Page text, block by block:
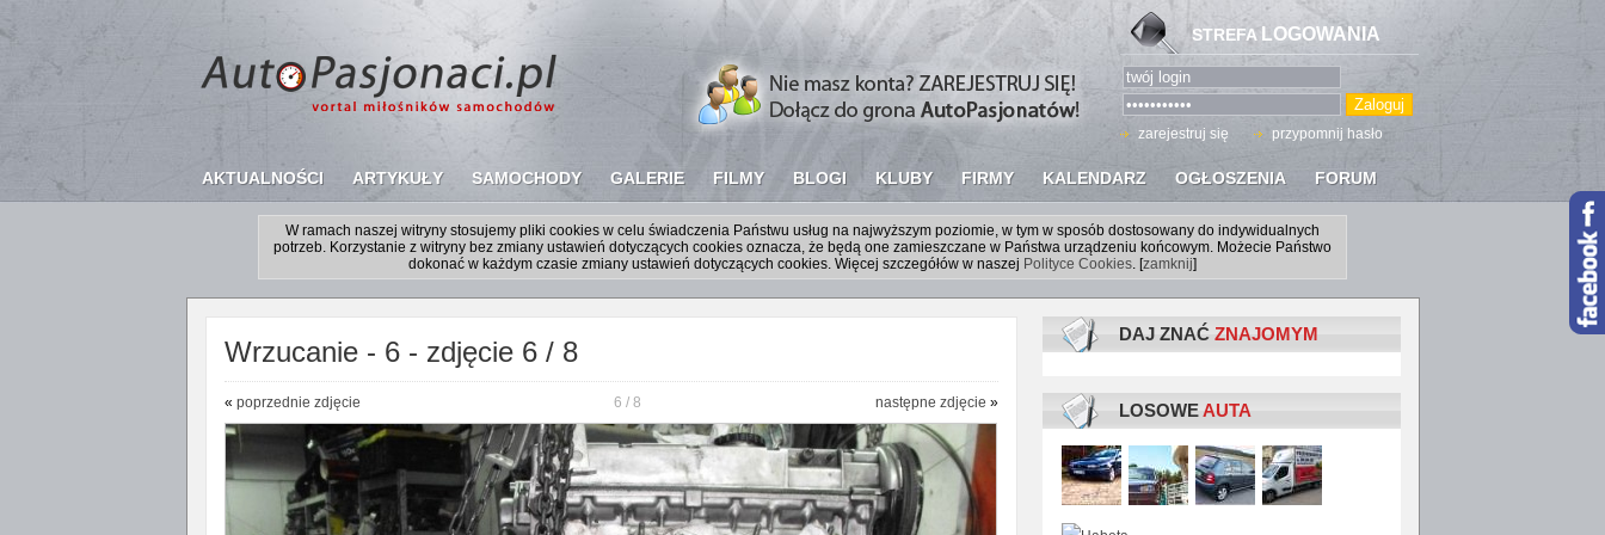
AKTUALNOŚCI ARTYKUŁY SAMOCHODY GALERIE FILMY BLOGI KLUBY FIRMY KALENDARZ OGŁOSZENIA FORUM
STREFA LOGOWANIA
zarejestruj się przypomnij hasło
W ramach naszej witryny stosujemy pliki cookies w celu świadczenia Państwu usług na najwyższym poziomie, w tym w sposób dostosowany do indywidualnych
potrzeb. Korzystanie z witryny bez zmiany ustawień dotyczących cookies oznacza, że będą one zamieszczane w Państwa urządzeniu końcowym. Możecie Państwo
dokonać w każdym czasie zmiany ustawień dotyczących cookies. Więcej szczegółów w naszej Polityce Cookies. [zamknij]
Wrzucanie - 6 - zdjęcie 6 / 8
« poprzednie zdjęcie 6 / 8 następne zdjęcie »
DAJ ZNAĆ ZNAJOMYM
LOSOWEAUTA